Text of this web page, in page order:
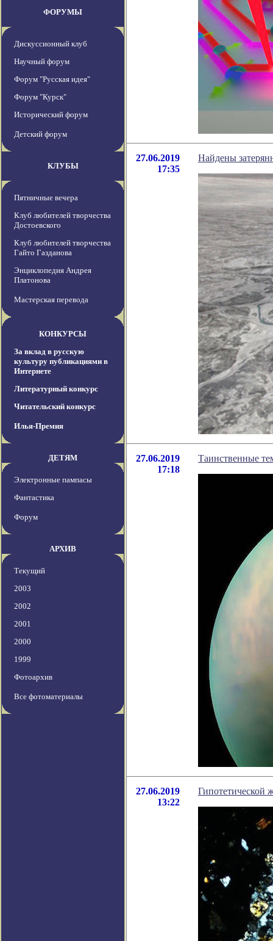
ФОРУМЫ
Дискуссионный клуб
Научный форум
Форум "Русская идея"
Форум "Курск"
Исторический форум
Детский форум
КЛУБЫ
Пятничные вечера
Клуб любителей творчества
Достоевского
Клуб любителей творчества
Гайто Газданова
Энциклопедия Андрея
Платонова
Мастерская перевода
КОНКУРСЫ
За вклад в русскую
культуру публикациями в
Интернете
Литературный конкурс
Читательский конкурс
Илья-Премия
ДЕТЯМ
Электронные пампасы
Фантастика
Форум
АРХИВ
Текущий
2003
2002
2001
2000
1999
Фотоархив
Все фотоматериалы
27.06.2019
17:35
Найдены
27.06.2019
17:18
Таинственные
27.06.2019
13:22
Гипотетической